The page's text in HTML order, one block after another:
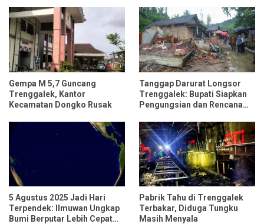
Gempa M 5,7 Guncang
Trenggalek, Kantor
Kecamatan Dongko Rusak
Tanggap Darurat Longsor
Trenggalek: Bupati Siapkan
Pengungsian dan Rencana
5 Agustus 2025 Jadi Hari
Terpendek: Ilmuwan Ungkap
Bumi Berputar Lebih Cepat
Pabrik Tahu di Trenggalek
Terbakar, Diduga Tungku
Masih Menyala